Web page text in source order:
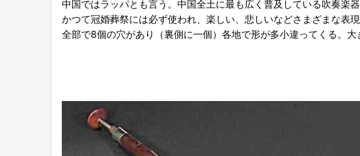
中国ではラッパとも言う。中国全土に最も広く普及している吹奏楽
かつて冠婚葬祭には必ず使われ、楽しい、悲しいなどさまざまな
全部で8個の穴があり（裏側に一個）各地で形が多小違ってくる。大